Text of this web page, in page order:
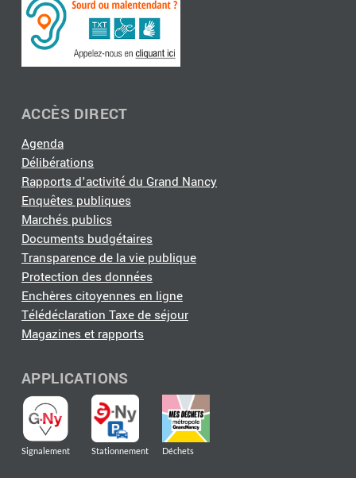
ACCÈS DIRECT
Agenda
Délibérations
Rapports d'activité du Grand Nancy
Enquêtes publiques
Marchés publics
Documents budgétaires
Transparence de la vie publique
Protection des données
Enchères citoyennes en ligne
Télédéclaration Taxe de séjour
Magazines et rapports
APPLICATIONS
Signalement Stationnement Déchets